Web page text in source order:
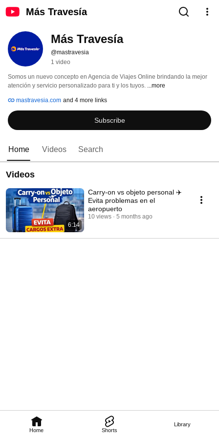
Más Travesía
Home Shorts
Library
Más Travesía
@mastravesia
1 video
Somos un nuevo concepto en Agencia de Viajes Online brindando la mejor
atención y servicio personalizado para ti y los tuyos. ...more
mastravesia.com and 4 more links
Subscribe
Home Videos Search
Videos
6:14
Carry-on vs objeto personal ✈️
Evita problemas en el
aeropuerto
10 views 5 months ago